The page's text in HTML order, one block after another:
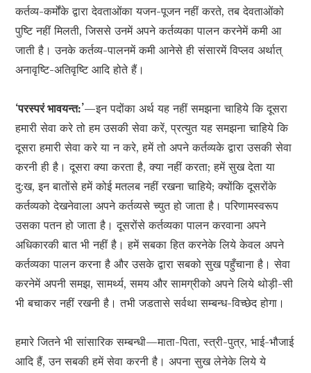
कर्तव्य-कर्मोंके द्वारा देवताओंका यजन-पूजन नहीं करते, तब देवताओंको
पुष्टि नहीं मिलती, जिससे उनमें अपने कर्तव्यका पालन करनेमें कमी आ
जाती है। उनके कर्तव्य-पालनमें कमी आनेसे ही संसारमें विप्लव अर्थात्
अनावृष्टि-अतिवृष्टि आदि होते हैं।
‘परस्परं भावयन्त:’—इन पदोंका अर्थ यह नहीं समझना चाहिये कि दूसरा
हमारी सेवा करे तो हम उसकी सेवा करें, प्रत्युत यह समझना चाहिये कि
दूसरा हमारी सेवा करे या न करे, हमें तो अपने कर्तव्यके द्वारा उसकी सेवा
करनी ही है। दूसरा क्या करता है, क्या नहीं करता; हमें सुख देता या
दु:ख, इन बातोंसे हमें कोई मतलब नहीं रखना चाहिये; क्योंकि दूसरोंके
कर्तव्यको देखनेवाला अपने कर्तव्यसे च्युत हो जाता है। परिणामस्वरूप
उसका पतन हो जाता है। दूसरोंसे कर्तव्यका पालन करवाना अपने
अधिकारकी बात भी नहीं है। हमें सबका हित करनेके लिये केवल अपने
कर्तव्यका पालन करना है और उसके द्वारा सबको सुख पहुँचाना है। सेवा
करनेमें अपनी समझ, सामर्थ्य, समय और सामग्रीको अपने लिये थोड़ी-सी
भी बचाकर नहीं रखनी है। तभी जडतासे सर्वथा सम्बन्ध-विच्छेद होगा।
हमारे जितने भी सांसारिक सम्बन्धी—माता-पिता, स्त्री-पुत्र, भाई-भौजाई
आदि हैं, उन सबकी हमें सेवा करनी है। अपना सुख लेनेके लिये ये